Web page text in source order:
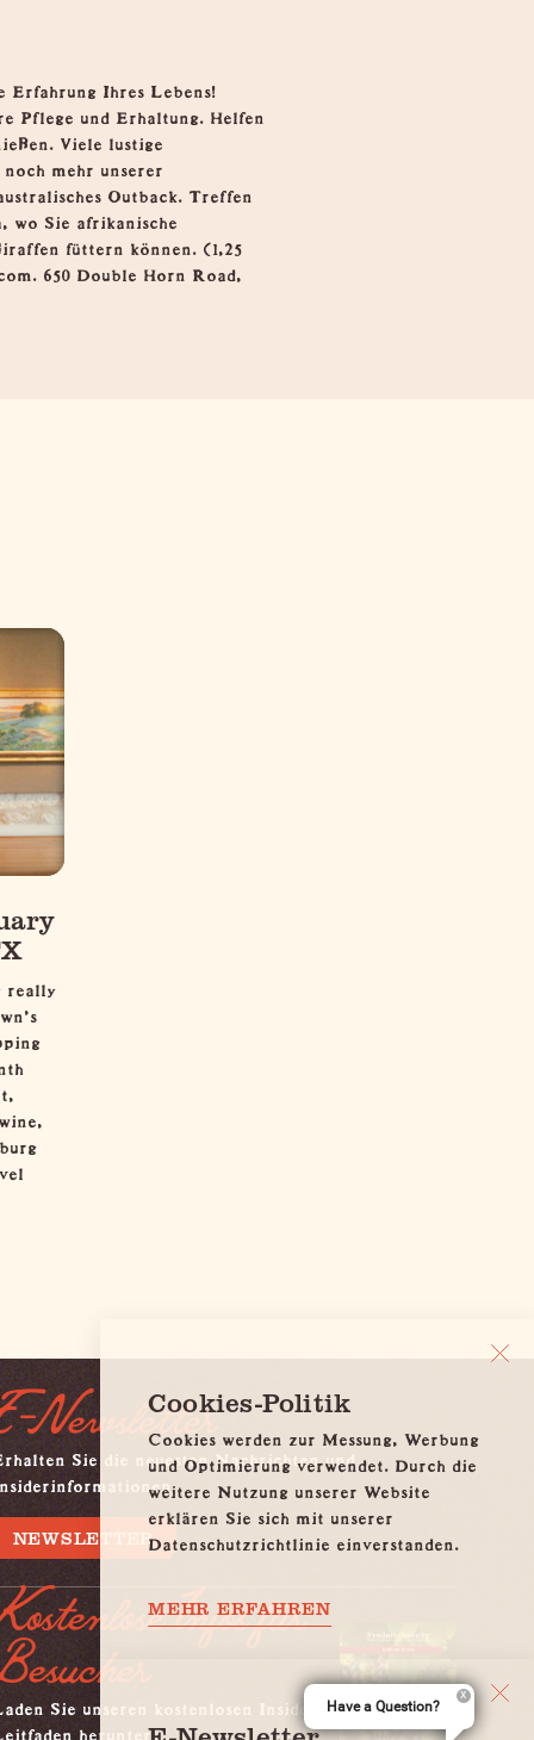
Erfahrung Ihres Lebens!
Pflege und Erhaltung. Helfen
Viele lustige
mehr unserer
Outback. Treffen
wo Sie afrikanische
füttern können. (1,25
650 Double Horn Road,
really
Newsletter
Sie die neuesten Nachrichten und
NEWSLETTER
Infos für
Sie unseren kostenlosen Insider-
herunter
Cookies-Politik
Cookies werden zur Messung, Werbung
und Optimierung verwendet. Durch die
weitere Nutzung unserer Website
erklären Sie sich mit unserer
Datenschutzrichtlinie einverstanden.
MEHR ERFAHREN
Have a Question?